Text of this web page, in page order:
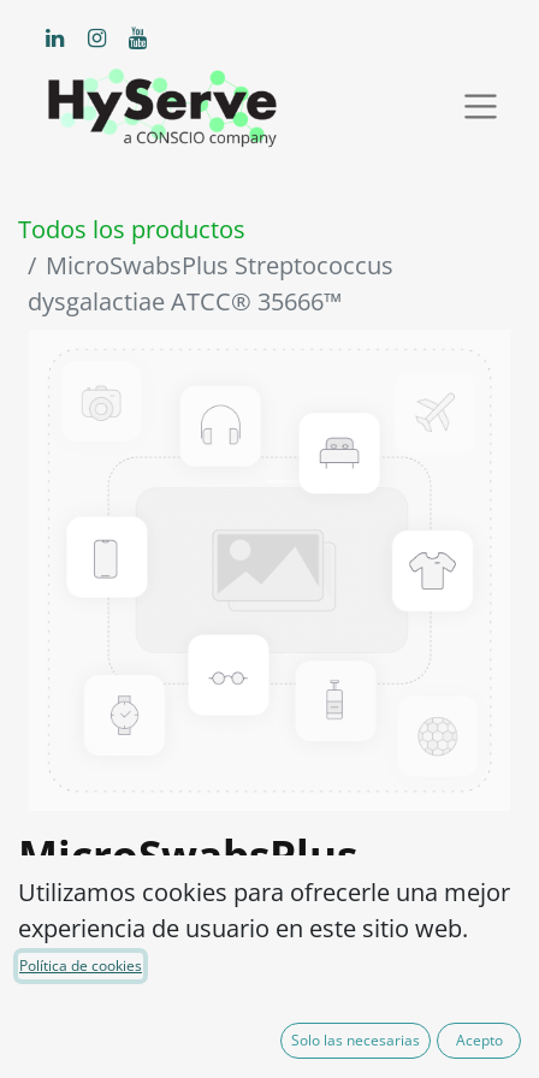
Todos los productos
MicroSwabsPlus Streptococcus
dysgalactiae ATCC® 35666™
MicroSwabsPlus
Streptococcus
dysgalactiae ATCC®
MS2S0730002
Utilizamos cookies para ofrecerle una mejor
experiencia de usuario en este sitio web.
Política de cookies
Solo las necesarias Acepto